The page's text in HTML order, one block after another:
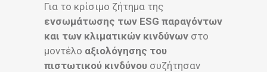
Για το κρίσιμο ζήτημα της
ενσωμάτωσης των ESG παραγόντων
και των κλιματικών κινδύνων στο
μοντέλο αξιολόγησης του
πιστωτικού κινδύνου συζήτησαν